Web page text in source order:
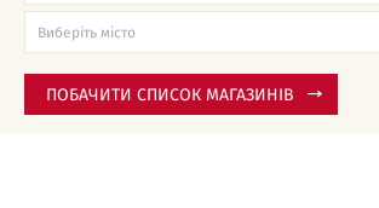
ПОБАЧИТИ СПИСОК МАГАЗИНІВ